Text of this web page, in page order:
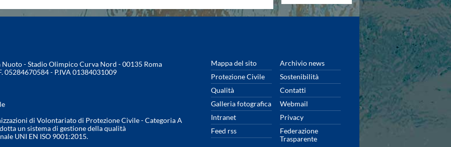
- Stadio Olimpico Curva Nord - 00135 Roma
05284670584 - P.IVA 01384031009
di Volontariato di Protezione Civile - Categoria A
un sistema di gestione della qualità
UNI EN ISO 9001:2015.
Mappa del sito
Archivio news
Protezione Civile
Sostenibilità
Qualità
Contatti
Galleria fotografica
Webmail
Intranet
Privacy
Feed rss
Federazione
Trasparente